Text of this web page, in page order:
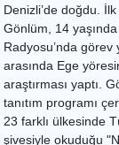
Denizli’de doğdu.
Gönlüm, 14
Radyosu’nda görev
arasında Ege
araştırması yaptı.
tanıtım programı
23 farklı ülkesinde
şivesiyle okuduğu